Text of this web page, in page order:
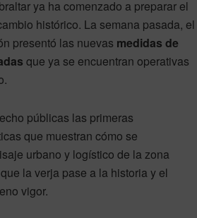
ya ha comenzado a preparar el
histórico. La semana pasada, el
presentó las nuevas medidas de
que ya se encuentran operativas
públicas las primeras
que muestran cómo se
urbano y logístico de la zona
la verja pase a la historia y el
vigor.